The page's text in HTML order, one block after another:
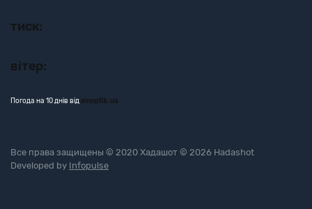
тиск:
вітер:
Погода на 10 днів від sinoptik.ua
Все права защищены © 2020 Хадашот © 2026 Hadashot
Developed by Infopulse